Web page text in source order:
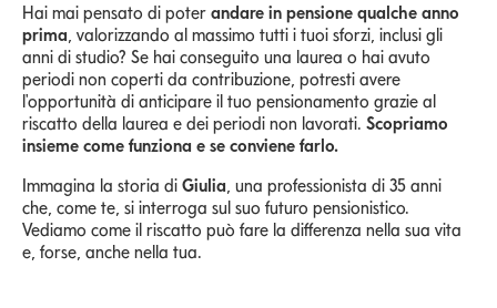
Hai mai pensato di poter andare in pensione qualche anno
prima , valorizzando al massimo tutti i tuoi sforzi, inclusi gli
anni di studio? Se hai conseguito una laurea o hai avuto
periodi non coperti da contribuzione, potresti avere
l'opportunità di anticipare il tuo pensionamento grazie al
riscatto della laurea e dei periodi non lavorati. Scopriamo
insieme come funziona e se conviene farlo.
Immagina la storia di Giulia , una professionista di 35 anni
che, come te, si interroga sul suo futuro pensionistico.
Vediamo come il riscatto può fare la differenza nella sua vita
e, forse, anche nella tua.